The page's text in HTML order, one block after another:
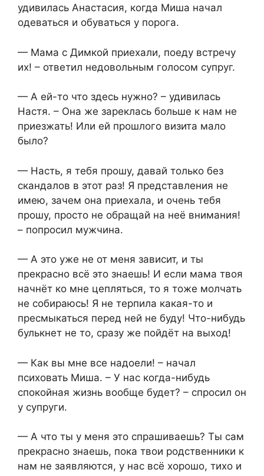
удивилась Анастасия, когда Миша начал
одеваться и обуваться у порога.
— Мама с Димкой приехали, поеду встречу
их! – ответил недовольным голосом супруг.
— А ей-то что здесь нужно? – удивилась
Настя. – Она же зареклась больше к нам не
приезжать! Или ей прошлого визита мало
было?
— Насть, я тебя прошу, давай только без
скандалов в этот раз! Я представления не
имею, зачем она приехала, и очень тебя
прошу, просто не обращай на неё внимания!
– попросил мужчина.
— А это уже не от меня зависит, и ты
прекрасно всё это знаешь! И если мама твоя
начнёт ко мне цепляться, то я тоже молчать
не собираюсь! Я не терпила какая-то и
пресмыкаться перед ней не буду! Что-нибудь
булькнет не то, сразу же пойдёт на выход!
— Как вы мне все надоели! – начал
психовать Миша. – У нас когда-нибудь
спокойная жизнь вообще будет? – спросил он
у супруги.
— А что ты у меня это спрашиваешь? Ты сам
прекрасно знаешь, пока твои родственники к
нам не заявляются, у нас всё хорошо, тихо и